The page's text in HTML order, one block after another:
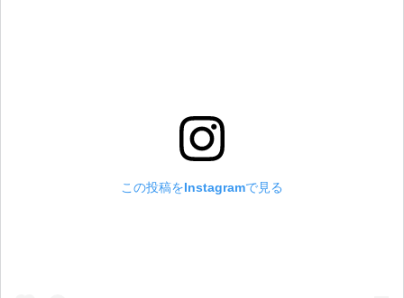
この投稿をInstagramで見る